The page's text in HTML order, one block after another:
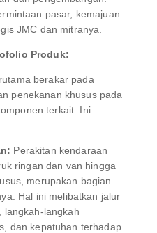
pasar, kemajuan
JMC dan mitranya.
Produk:
berakar pada
penekanan khusus pada
terkait. Ini
Perakitan kendaraan
ringan dan van hingga
merupakan bagian
Hal ini melibatkan jalur
langkah-langkah
dan kepatuhan terhadap